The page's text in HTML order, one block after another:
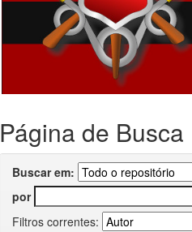
Página de Busca
Buscar em:
por
Filtros correntes: